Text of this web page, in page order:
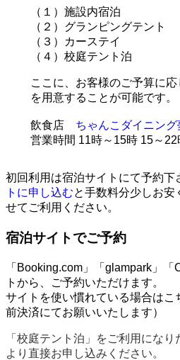
（１）施設内宿泊
（２）グランピングテント
（３）カーステイ
（４）校庭テント泊
ここに、お客様のご予算に
を用意することが可能です。
飲食店 ちゃんこダイニング
営業時間 11時～15時 15～22
初回利用は宿泊サイトにて予約下
トに申し込むと手数料分少しお
せてご利用ください。
宿泊サイトでご予約
「Booking.com」「glampark」
トから、ご予約いただけます。
サイトを使い慣れている場合は
前決済にてお願いいたします）
「校庭テント泊」をご利用になり
より直接お申し込みください。